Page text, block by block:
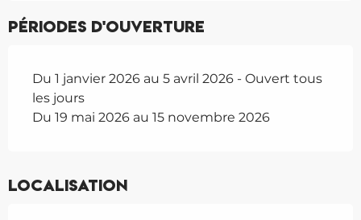
Périodes d'ouverture
Du 1 janvier 2026 au 5 avril 2026 - Ouvert tous
les jours
Du 19 mai 2026 au 15 novembre 2026
Localisation